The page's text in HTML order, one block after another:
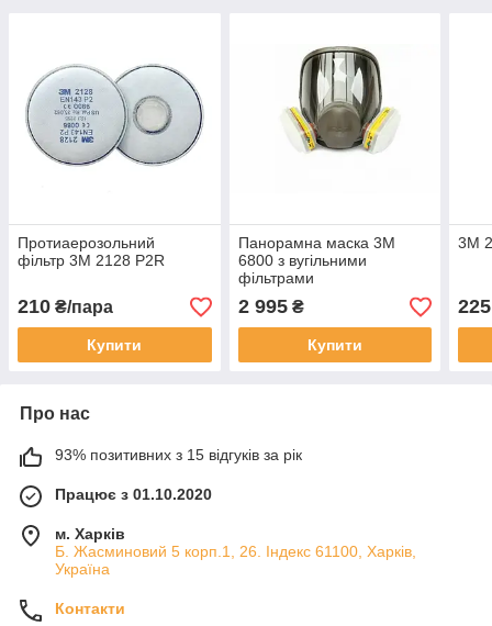
Протиаерозольний
фільтр 3М 2128 P2R
210 ₴/пара
Купити
Панорамна маска 3М
6800 з вугільними
фільтрами
2 995₴
Купити
3М
225
Про нас
93% позитивних з 15 відгуків за рік
Працює з 01.10.2020
м. Харків
Б. Жасминовий 5 корп.1, 26. Індекс 61100, Харків,
Україна
Контакти